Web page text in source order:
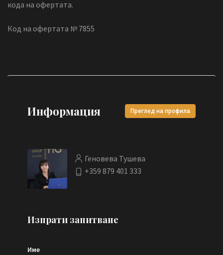
кода на офертата.
Код на офертата № 7855
Информация Преглед на профила
Геновева Тушева
+359 879 401 333
Изпрати запитване
Име